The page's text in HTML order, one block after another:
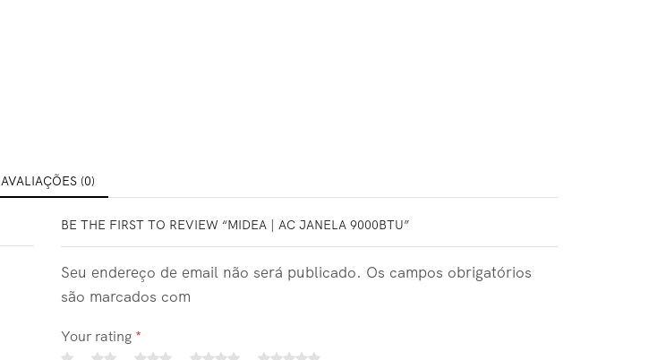
AVALIAÇÕES (0)
BE THE FIRST TO REVIEW “MIDEA | AC JANELA 9000BTU”
Seu endereço de email não será publicado. Os campos obrigatórios
são marcados com
Your rating *